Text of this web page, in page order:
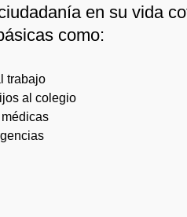
en su vida
como:
trabajo
al colegio